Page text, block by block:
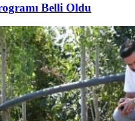
Belli Oldu